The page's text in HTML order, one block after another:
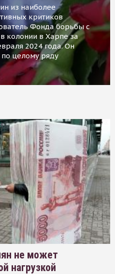
из наиболее
критиков
Фонда борьбы с
колонии в Харпе за
2024 года. Он
целому ряду
не может
нагрузкой